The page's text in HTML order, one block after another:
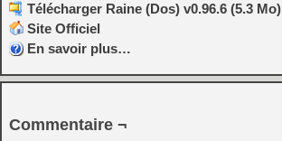
Télécharger Raine (Dos) v0.96.6 (5.3 Mo)
Site Officiel
En savoir plus…
Commentaire ¬